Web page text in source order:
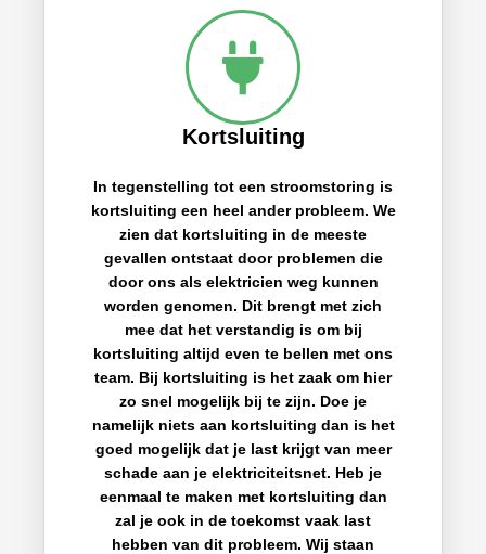
Kortsluiting
In tegenstelling tot een stroomstoring is
kortsluiting een heel ander probleem. We
zien dat kortsluiting in de meeste
gevallen ontstaat door problemen die
door ons als elektricien weg kunnen
worden genomen. Dit brengt met zich
mee dat het verstandig is om bij
kortsluiting altijd even te bellen met ons
team. Bij kortsluiting is het zaak om hier
zo snel mogelijk bij te zijn. Doe je
namelijk niets aan kortsluiting dan is het
goed mogelijk dat je last krijgt van meer
schade aan je elektriciteitsnet. Heb je
eenmaal te maken met kortsluiting dan
zal je ook in de toekomst vaak last
hebben van dit probleem. Wij staan